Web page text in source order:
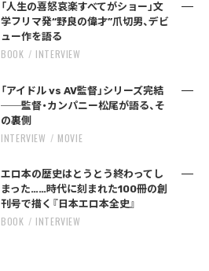
「人生の喜怒哀楽すべてがショー」文
学フリマ発“野良の偉才”爪切男、デビ
ュー作を語る
BOOK INTERVIEW
「アイドル vs AV監督」シリーズ完結
──監督・カンパニー松尾が語る、そ
の裏側
INTERVIEW MOVIE
エロ本の歴史はとうとう終わってし
まった……時代に刻まれた100冊の創
刊号で描く『日本エロ本全史』
BOOK INTERVIEW